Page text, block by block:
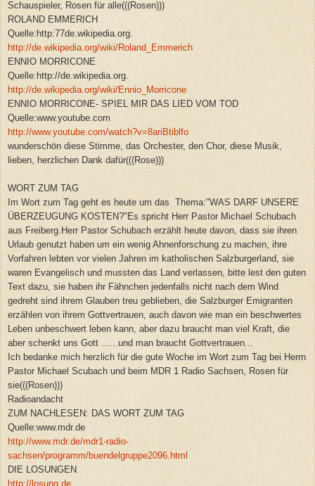
Schauspieler, Rosen für alle(((Rosen)))
ROLAND EMMERICH
Quelle:http:77de.wikipedia.org.
http://de.wikipedia.org/wiki/Roland_Emmerich
ENNIO MORRICONE
Quelle:http://de.wikipedia.org.
http://de.wikipedia.org/wiki/Ennio_Morricone
ENNIO MORRICONE- SPIEL MIR DAS LIED VOM TOD
Quelle:www.youtube.com
http://www.youtube.com/watch?v=8ariBtiblfo
wunderschön diese Stimme, das Orchester, den Chor, diese Musik,
lieben, herzlichen Dank dafür(((Rose)))
WORT ZUM TAG
Im Wort zum Tag geht es heute um das Thema:"WAS DARF UNSERE
ÜBERZEUGUNG KOSTEN?"Es spricht Herr Pastor Michael Schubach
aus Freiberg.Herr Pastor Schubach erzählt heute davon, dass sie ihren
Urlaub genutzt haben um ein wenig Ahnenforschung zu machen, ihre
Vorfahren lebten vor vielen Jahren im katholischen Salzburgerland, sie
waren Evangelisch und mussten das Land verlassen, bitte lest den guten
Text dazu, sie haben ihr Fähnchen jedenfalls nicht nach dem Wind
gedreht sind ihrem Glauben treu geblieben, die Salzburger Emigranten
erzählen von ihrem Gottvertrauen, auch davon wie man ein beschwertes
Leben unbeschwert leben kann, aber dazu braucht man viel Kraft, die
aber schenkt uns Gott ......und man braucht Gottvertrauen...
Ich bedanke mich herzlich für die gute Woche im Wort zum Tag bei Herrn
Pastor Michael Scubach und beim MDR 1 Radio Sachsen, Rosen für
sie(((Rosen)))
Radioandacht
ZUM NACHLESEN: DAS WORT ZUM TAG
Quelle:www.mdr.de
http://www.mdr.de/mdr1-radio-
sachsen/programm/buendelgruppe2096.html
DIE LOSUNGEN
http://losung.de